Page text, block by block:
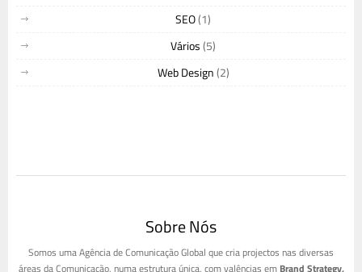
SEO(1)
Vários(5)
Web Design(2)
Sobre Nós
Somos uma Agência de Comunicação Global que cria projectos nas diversas
áreas da Comunicação, numa estrutura única, com valências em Brand Strategy,